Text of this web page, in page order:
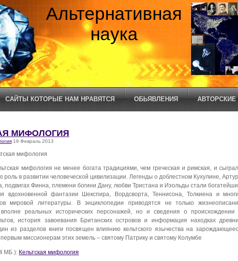
Альтернативная
наука
САЙТЫ КОТОРЫЕ НАМ НРАВЯТСЯ ОБЬЯВЛЕНИЯ АВТОРСКИЕ
МИФОЛОГИЯ
19 Февраль 2013
мифология
мифология не менее богата традициями, чем греческая и римская, и
роль в развитии человеческой цивилизации. Легенды о доблестном Кухулине,
подвигах Финна, племени богини Дану, любви Тристана и Изольды стали
вдохновенной фантазии Шекспира, Вордсворта, Теннисона, Толкиена и
мировой литературы. В энциклопедии приводятся не только
реальных исторических персонажей, но и сведения о происхождении
история завоевания Британских островов и информация находках
из разделов книги посвящен влиянию кельтского язычества на
миссионерам этих земель – святому Патрику и святому Колумбе
МБ ): Кельтская мифология